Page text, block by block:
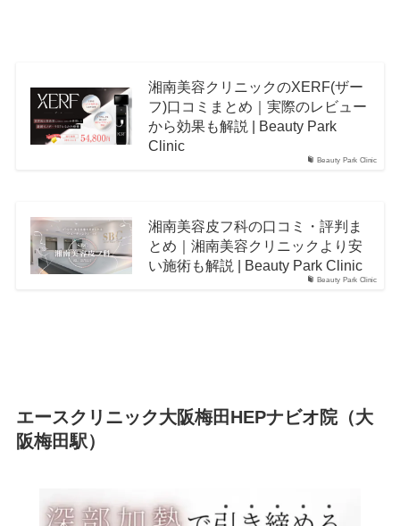
Beauty Park Clinic
湘南美容クリニックのXERF(ザー
フ)口コミまとめ｜実際のレビュー
から効果も解説 | Beauty Park
Clinic
Beauty Park Clinic
湘南美容皮フ科の口コミ・評判ま
とめ｜湘南美容クリニックより安
い施術も解説 | Beauty Park Clinic
エースクリニック大阪梅田HEPナビオ院（大
阪梅田駅）